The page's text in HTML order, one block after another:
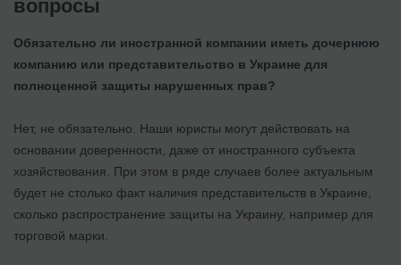
вопросы
Обязательно ли иностранной компании иметь дочернюю
компанию или представительство в Украине для
полноценной защиты нарушенных прав?
Нет, не обязательно. Наши юристы могут действовать на
основании доверенности, даже от иностранного субъекта
хозяйствования. При этом в ряде случаев более актуальным
будет не столько факт наличия представительств в Украине,
сколько распространение защиты на Украину, например для
торговой марки.